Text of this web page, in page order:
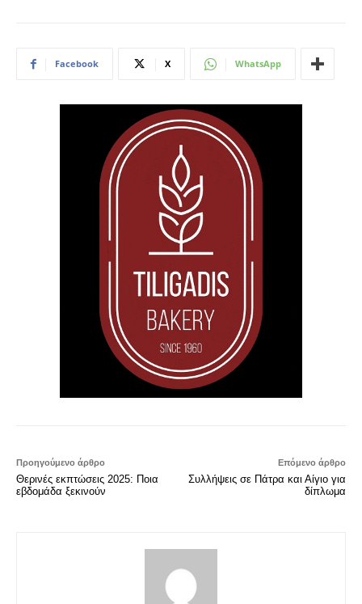
Facebook X WhatsApp
Προηγούμενο άρθρο
Θερινές εκπτώσεις 2025: Ποια
εβδομάδα ξεκινούν
Επόμενο άρθρο
Συλλήψεις σε Πάτρα και Αίγιο για
δίπλωμα